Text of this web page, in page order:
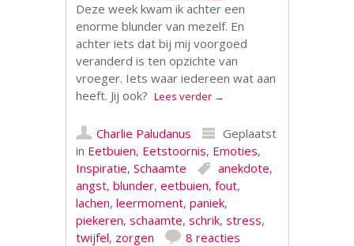
Deze week kwam ik achter een
enorme blunder van mezelf. En
achter iets dat bij mij voorgoed
veranderd is ten opzichte van
vroeger. Iets waar iedereen wat aan
heeft. Jij ook?Lees verder →
Charlie Paludanus
Geplaatst
in Eetbuien, Eetstoornis, Emoties,
Inspiratie,Schaamte anekdote,
angst,blunder,eetbuien,fout,
lachen,leermoment,paniek,
piekeren,schaamte,schrik,stress,
twijfel, zorgen 8 reacties